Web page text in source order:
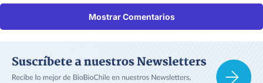
Mostrar Comentarios